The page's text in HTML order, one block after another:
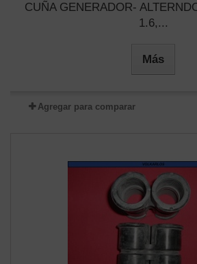
CUÑA GENERADOR-
1.6,...
Más
Agregar para comparar